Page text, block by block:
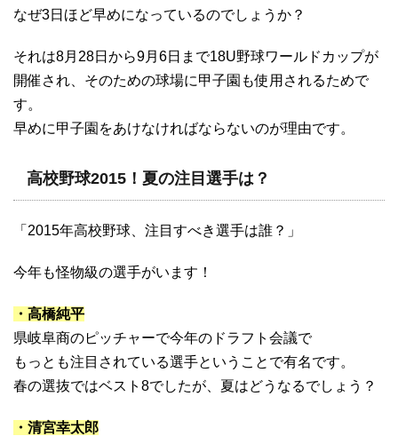
なぜ3日ほど早めになっているのでしょうか？
それは8月28日から9月6日まで18U野球ワールドカップが
開催され、そのための球場に甲子園も使用されるためで
す。
早めに甲子園をあけなければならないのが理由です。
高校野球2015！夏の注目選手は？
「2015年高校野球、注目すべき選手は誰？」
今年も怪物級の選手がいます！
・高橋純平
県岐阜商のピッチャーで今年のドラフト会議で
もっとも注目されている選手ということで有名です。
春の選抜ではベスト8でしたが、夏はどうなるでしょう？
・清宮幸太郎